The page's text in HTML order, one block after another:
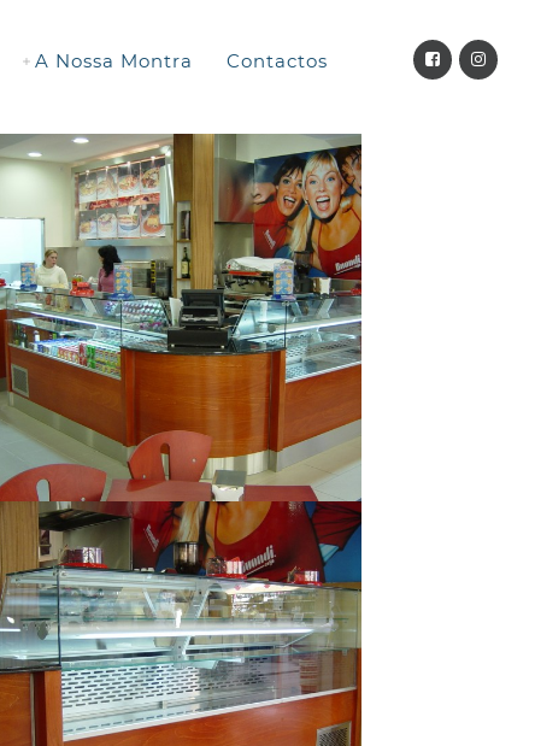
A Nossa Montra Contactos